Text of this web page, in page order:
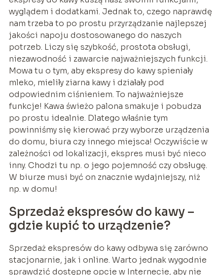
wyglądem i dodatkami. Jednak to, czego naprawdę
nam trzeba to po prostu przyrządzanie najlepszej
jakości napoju dostosowanego do naszych
potrzeb. Liczy się szybkość, prostota obsługi,
niezawodność i zawarcie najważniejszych funkcji.
Mowa tu o tym, aby ekspresy do kawy spieniały
mleko, mieliły ziarna kawy i działały pod
odpowiednim ciśnieniem. To najważniejsze
funkcje! Kawa świeżo palona smakuje i pobudza
po prostu idealnie. Dlatego właśnie tym
powinniśmy się kierować przy wyborze urządzenia
do domu, biura czy innego miejsca! Oczywiście w
zależności od lokalizacji, ekspres musi być nieco
inny. Chodzi tu np. o jego pojemność czy obsługę.
W biurze musi być on znacznie wydajniejszy, niż
np. w domu!
Sprzedaż ekspresów do kawy –
gdzie kupić to urządzenie?
Sprzedaż ekspresów do kawy odbywa się zarówno
stacjonarnie, jak i online. Warto jednak wygodnie
sprawdzić dostępne opcje w Internecie, aby nie